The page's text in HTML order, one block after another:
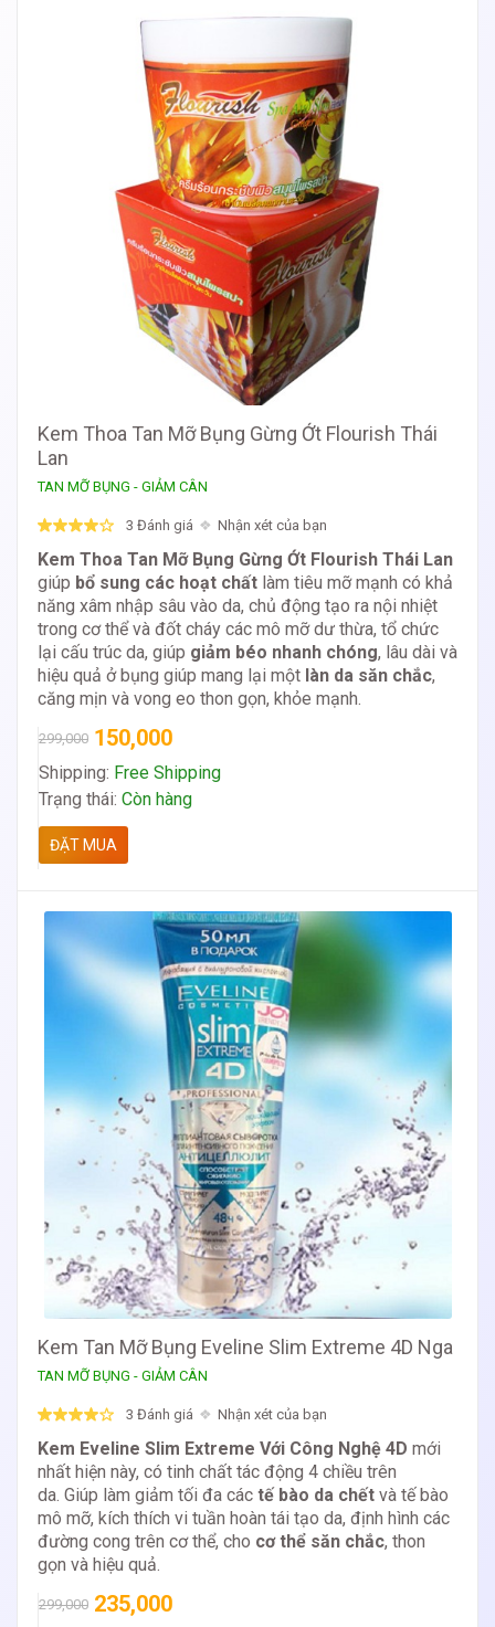
Kem Thoa Tan Mỡ Bụng Gừng Ớt Flourish Thái
Lan
TAN MỠ BỤNG - GIẢM CÂN
3 Đánh giá Nhận xét của bạn
Kem Thoa Tan Mỡ Bụng Gừng Ớt Flourish Thái Lan
giúp bổ sung các hoạt chất làm tiêu mỡ mạnh có khả
năng xâm nhập sâu vào da, chủ động tạo ra nội nhiệt
trong cơ thể và đốt cháy các mô mỡ dư thừa, tổ chức
lại cấu trúc da, giúp giảm béo nhanh chóng, lâu dài và
hiệu quả ở bụng giúp mang lại một làn da săn chắc,
căng mịn và vong eo thon gọn, khỏe mạnh.
299,000 150,000
Shipping: Free Shipping
Trạng thái: Còn hàng
ĐẶT MUA
Kem Tan Mỡ Bụng Eveline Slim Extreme 4D Nga
TAN MỠ BỤNG - GIẢM CÂN
3 Đánh giá Nhận xét của bạn
Kem Eveline Slim Extreme Với Công Nghệ 4D mới
nhất hiện này, có tinh chất tác động 4 chiều trên
da. Giúp làm giảm tối đa các tế bào da chết và tế bào
mô mỡ, kích thích vi tuần hoàn tái tạo da, định hình các
đường cong trên cơ thể, cho cơ thể săn chắc, thon
gọn và hiệu quả.
299,000 235,000